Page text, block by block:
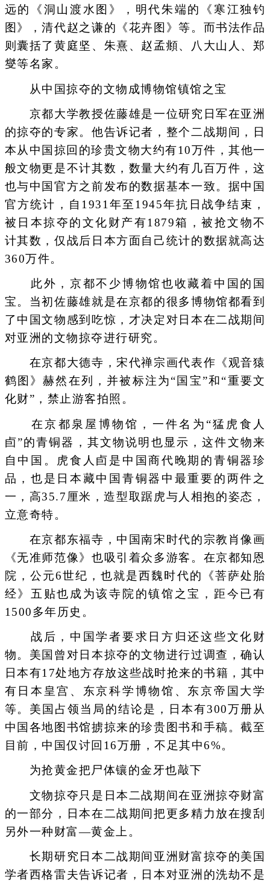
远的《洞山渡水图》，明代朱端的《寒江独钓
图》，清代赵之谦的《花卉图》等。而书法作品
则囊括了黄庭坚、朱熹、赵孟頫、八大山人、郑
燮等名家。
从中国掠夺的文物成博物馆镇馆之宝
京都大学教授佐藤雄是一位研究日军在亚洲
的掠夺的专家。他告诉记者，整个二战期间，日
本从中国掠回的珍贵文物大约有10万件，其他一
般文物更是不计其数，数量大约有几百万件，这
也与中国官方之前发布的数据基本一致。据中国
官方统计，自1931年至1945年抗日战争结束，
被日本掠夺的文化财产有1879箱，被抢文物不
计其数，仅战后日本方面自己统计的数据就高达
360万件。
此外，京都不少博物馆也收藏着中国的国
宝。当初佐藤雄就是在京都的很多博物馆都看到
了中国文物感到吃惊，才决定对日本在二战期间
对亚洲的文物掠夺进行研究。
在京都大德寺，宋代禅宗画代表作《观音猿
鹤图》赫然在列，并被标注为“国宝”和“重要文
化财”，禁止游客拍照。
在京都泉屋博物馆，一件名为“猛虎食人
卣”的青铜器，其文物说明也显示，这件文物来
自中国。虎食人卣是中国商代晚期的青铜器珍
品，也是日本藏中国青铜器中最重要的两件之
一，高35.7厘米，造型取踞虎与人相抱的姿态，
立意奇特。
在京都东福寺，中国南宋时代的宗教肖像画
《无准师范像》也吸引着众多游客。在京都知恩
院，公元6世纪，也就是西魏时代的《菩萨处胎
经》五贴也成为该寺院的镇馆之宝，距今已有
1500多年历史。
战后，中国学者要求日方归还这些文化财
物。美国曾对日本掠夺的文物进行过调查，确认
日本有17处地方存放这些战时抢来的书籍，其中
有日本皇宫、东京科学博物馆、东京帝国大学
等。美国占领当局的结论是，日本有300万册从
中国各地图书馆掳掠来的珍贵图书和手稿。截至
目前，中国仅讨回16万册，不足其中6%。
为抢黄金把尸体镶的金牙也敲下
文物掠夺只是日本二战期间在亚洲掠夺财富
的一部分，日本在二战期间把更多精力放在搜刮
另外一种财富—黄金上。
长期研究日本二战期间亚洲财富掠夺的美国
学者西格雷夫告诉记者，日本对亚洲的洗劫不是